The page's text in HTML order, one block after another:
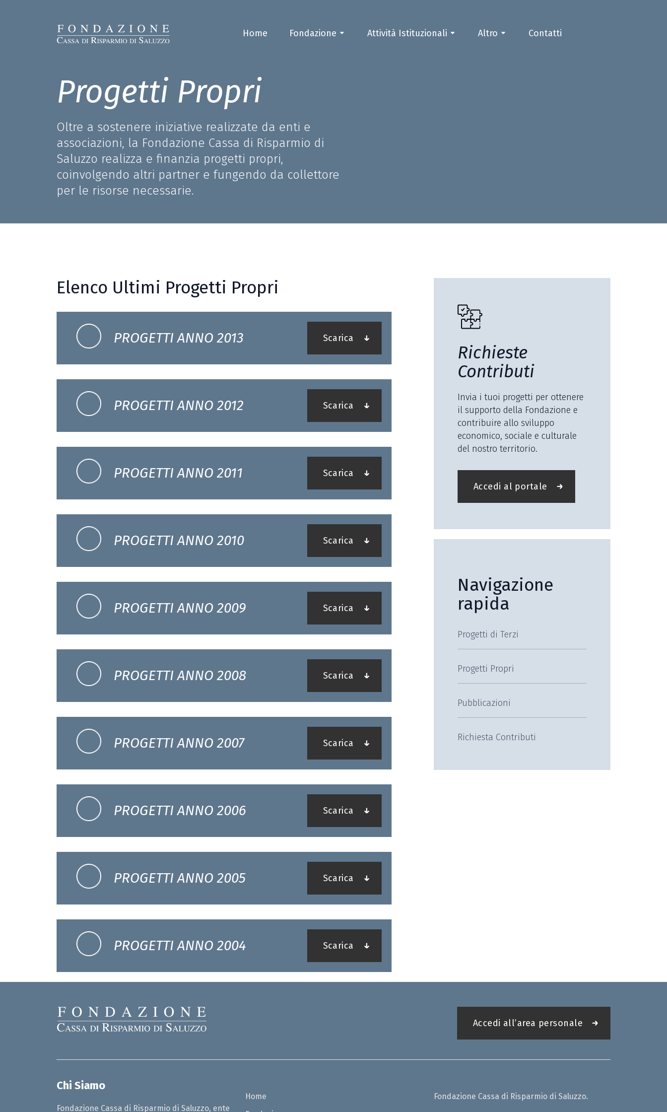
Home Fondazione Attività Istituzionali Altro Contatti
Progetti Propri
Oltre a sostenere iniziative realizzate da enti e
associazioni, la Fondazione Cassa di Risparmio di
Saluzzo realizza e finanzia progetti propri,
coinvolgendo altri partner e fungendo da collettore
per le risorse necessarie.
Elenco Ultimi Progetti Propri
PROGETTI ANNO 2013 Scarica
PROGETTI ANNO 2012 Scarica
PROGETTI ANNO 2011 Scarica
PROGETTI ANNO 2010 Scarica
PROGETTI ANNO 2009 Scarica
PROGETTI ANNO 2008 Scarica
PROGETTI ANNO 2007 Scarica
PROGETTI ANNO 2006 Scarica
PROGETTI ANNO 2005 Scarica
PROGETTI ANNO 2004 Scarica
Richieste
Contributi
Invia i tuoi progetti per ottenere
il supporto della Fondazione e
contribuire allo sviluppo
economico, sociale e culturale
del nostro territorio.
Accedi al portale
Navigazione
rapida
Progetti di Terzi
Progetti Propri
Pubblicazioni
Richiesta Contributi
Accedi all’area personale
Chi Siamo
Fondazione Cassa di Risparmio di Saluzzo, ente
Home
Fondazione Cassa di Risparmio di Saluzzo.